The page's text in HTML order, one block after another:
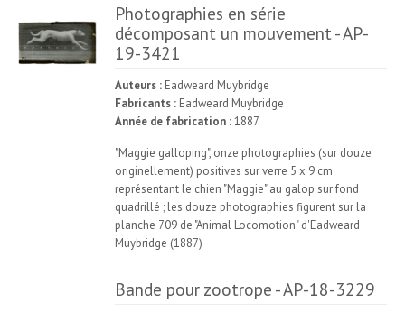
PHOTOGRAPHIES
UN MOUVEMENT
Photographies en série
décomposant un mouvement - AP-
19-3421
Auteurs : Eadweard Muybridge
Fabricants : Eadweard Muybridge
Année de fabrication :1887
"Maggie galloping", onze photographies (sur douze
originellement) positives sur verre 5 x 9 cm
représentant le chien "Maggie" au galop sur fond
quadrillé ; les douze photographies figurent sur la
planche 709 de "Animal Locomotion" d'Eadweard
Muybridge (1887)
Bande pour zootrope - AP-18-3229